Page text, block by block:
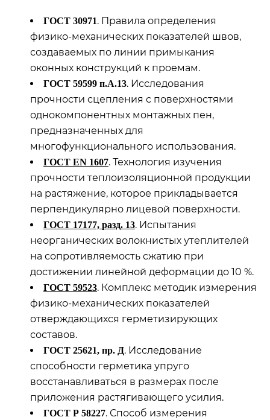
ГОСТ 30971. Правила определения
физико-механических показателей швов,
создаваемых по линии примыкания
оконных конструкций к проемам.
ГОСТ 59599 п.А.13. Исследования
прочности сцепления с поверхностями
однокомпонентных монтажных пен,
предназначенных для
многофункционального использования.
ГОСТ EN 1607. Технология изучения
прочности теплоизоляционной продукции
на растяжение, которое прикладывается
перпендикулярно лицевой поверхности.
ГОСТ 17177, разд. 13. Испытания
неорганических волокнистых утеплителей
на сопротивляемость сжатию при
достижении линейной деформации до 10 %.
ГОСТ 59523. Комплекс методик измерения
физико-механических показателей
отверждающихся герметизирующих
составов.
ГОСТ 25621, пр. Д. Исследование
способности герметика упруго
восстанавливаться в размерах после
приложения растягивающего усилия.
ГОСТ Р 58227. Способ измерения